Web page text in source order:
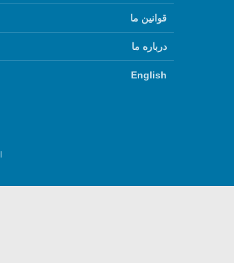
قوانین ما
درباره ما
English